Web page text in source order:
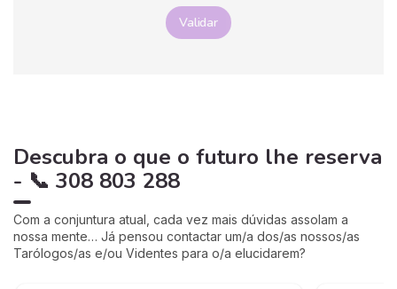
Validar
Descubra o que o futuro lhe reserva
- 📞 308 803 288
Com a conjuntura atual, cada vez mais dúvidas assolam a
nossa mente… Já pensou contactar um/a dos/as nossos/as
Tarólogos/as e/ou Videntes para o/a elucidarem?